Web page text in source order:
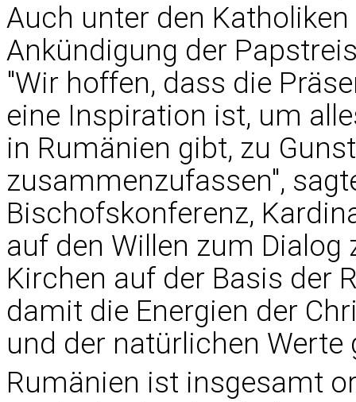
Auch unter den
Ankündigung der
"Wir hoffen, dass die
eine Inspiration ist, um
in Rumänien gibt, zu
zusammenzufassen",
Bischofskonferenz,
auf den Willen zum
Kirchen auf der Basis der
damit die Energien der
und der natürlichen Werte
Rumänien ist insgesamt